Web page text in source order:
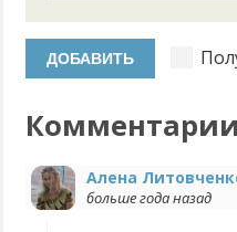
Алена
больше года назад